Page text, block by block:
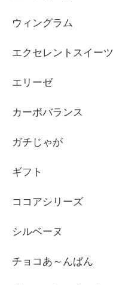
ウィングラム
エクセレントスイーツ
エリーゼ
カーボバランス
ガチじゃが
ギフト
ココアシリーズ
シルベーヌ
チョコあ～んぱん